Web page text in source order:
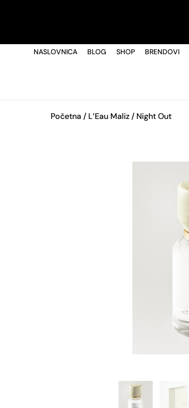
NASLOVNICA BLOG SHOP BRENDOVI
Početna / L’Eau Maliz/ Night Out